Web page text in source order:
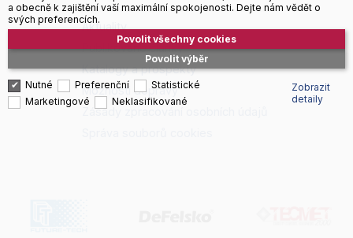
Aktuality
Publikované články
Katalogy a prospekty
Možnosti dopravy
Zásady zpracování osobních údajů
a obecně k zajištění vaší maximální spokojenosti. Dejte nám vědět o
svých preferencích.
Povolit výběr
Povolit všechny cookies
Nutné Preferenční
Statistické
Marketingové
Neklasifikované
Zobrazit
detaily